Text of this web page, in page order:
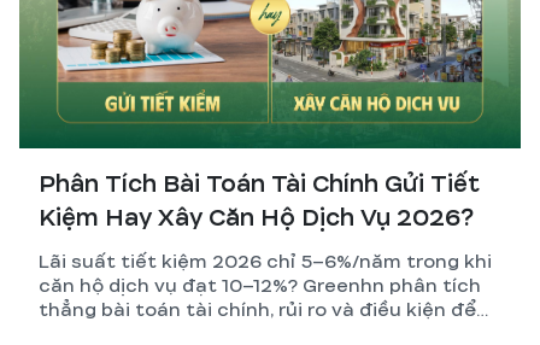
Phân Tích Bài Toán Tài Chính Gửi Tiết
Kiệm Hay Xây Căn Hộ Dịch Vụ 2026?
Lãi suất tiết kiệm 2026 chỉ 5–6%/năm trong khi
căn hộ dịch vụ đạt 10–12%? Greenhn phân tích
thẳng bài toán tài chính, rủi ro và điều kiện để